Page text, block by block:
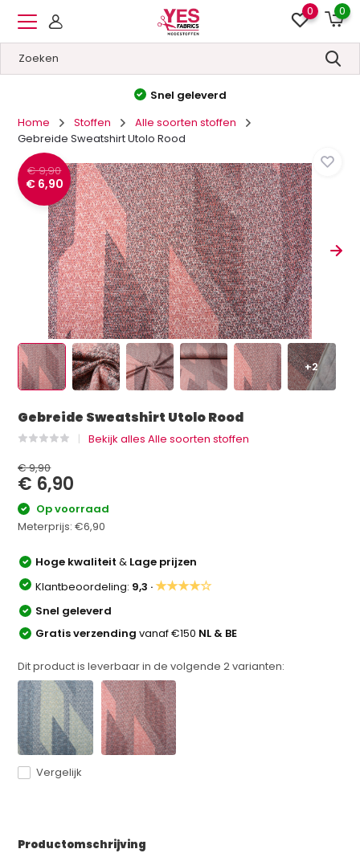
0 0
Hoge kwaliteit&Lage prijzen
Home
Stoffen
Alle soorten stoffen
Gebreide Sweatshirt Utolo Rood
€ 9,90
€ 6,90
+2
Gebreide Sweatshirt Utolo Rood
Bekijk alles Alle soorten stoffen
€ 9,90
€ 6,90
Op voorraad
Meterprijs:€6,90
Hoge kwaliteit& Lage prijzen
Klantbeoordeling: 9,3 ·★★★★☆
Snel geleverd
Gratis verzendingvanaf €150 NL & BE
Dit product is leverbaar in de volgende2varianten:
Vergelijk
Productomschrijving